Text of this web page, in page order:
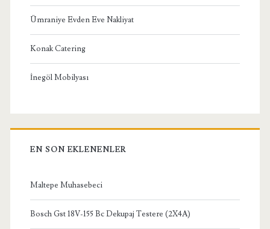
Ümraniye Evden Eve Nakliyat
Konak Catering
İnegöl Mobilyası
EN SON EKLENENLER
Maltepe Muhasebeci
Bosch Gst 18V-155 Bc Dekupaj Testere (2X4A)